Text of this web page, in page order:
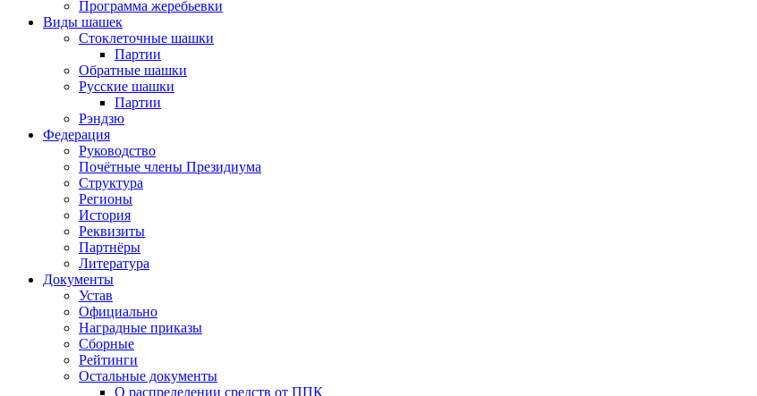
Программа жеребьевки
Виды шашек
Стоклеточные шашки
Партии
Обратные шашки
Русские шашки
Партии
Рэндзю
Федерация
Руководство
Почётные члены Президиума
Структура
Регионы
История
Реквизиты
Партнёры
Литература
Документы
Устав
Официально
Наградные приказы
Сборные
Рейтинги
Остальные документы
О распределении средств от ППК